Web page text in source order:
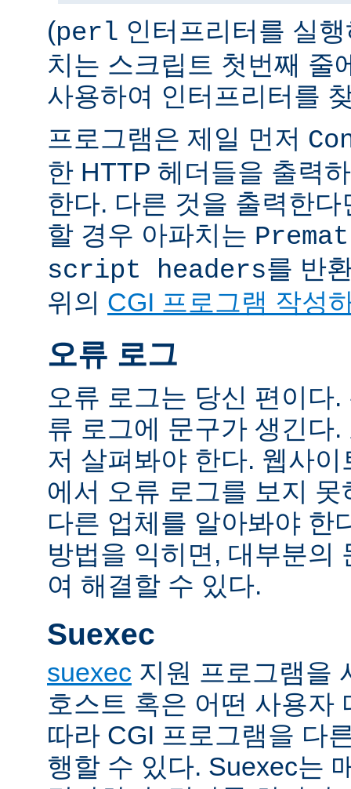
(perl 인터프리터를 실
치는 스크립트 첫번째 줄
사용하여 인터프리터를
프로그램은 제일 먼저
한 HTTP 헤더들을 출력
한다. 다른 것을 출력한
할 경우 아파치는
script headers를 반
위의 CGI 프로그램 작성
오류 로그
오류 로그는 당신 편이다
류 로그에 문구가 생긴다
저 살펴봐야 한다. 웹사
에서 오류 로그를 보지
다른 업체를 알아봐야 한
방법을 익히면, 대부분의
여 해결할 수 있다.
Suexec
suexec 지원 프로그램을
호스트 혹은 어떤 사용자
따라 CGI 프로그램을 다
행할 수 있다. Suexec는